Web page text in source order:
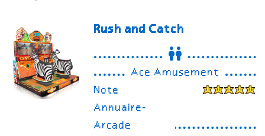
Rush and Catch
Ace Amusement
Note
Annuaire-
Arcade